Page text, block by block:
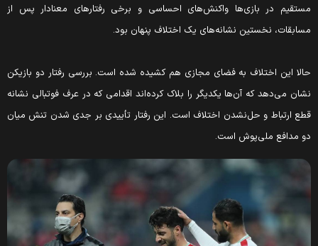
در بازی‌ها واکنش‌های احساسی و برخی رفتارهای معنادار پس از
نخستین نشانه‌های یک اختلاف پنهان بود.
این اختلاف به فضای مجازی هم کشیده شده است. بررسی رفتار دو بازیکن
می‌دهد که آن‌ها یکدیگر را بلاک کرده‌اند اقدامی که در عرف فوتبالی نشانه
ارتباط و حل‌نشدن اختلاف است. این رفتار تأییدی بر جدی شدن تنش میان
مدافع ملی‌پوش است.